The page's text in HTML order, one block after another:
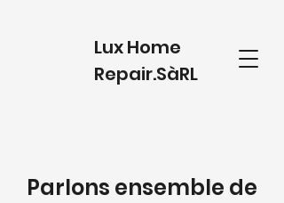
Lux Home
Repair.SàRL
Parlons ensemble de